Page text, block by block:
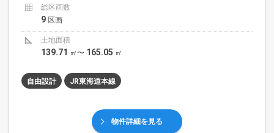
総区画数
9 区画
土地面積
139.71 ㎡〜 165.05 ㎡
自由設計 JR東海道本線
物件詳細を見る